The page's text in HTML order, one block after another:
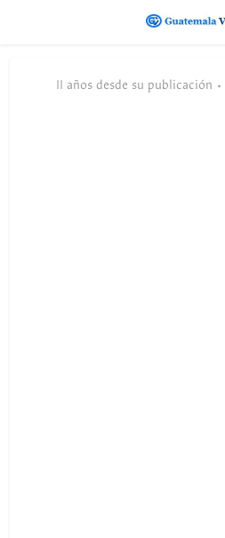
11 años desde su publicación